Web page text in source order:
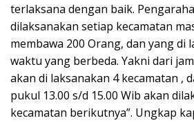
terlaksana dengan baik.
dilaksanakan setiap kecamatan
membawa 200 Orang, dan yang di
waktu yang berbeda. Yakni dari
akan di laksanakan 4 kecamatan ,
pukul 13.00 s/d 15.00 Wib akan
kecamatan berikutnya”. Ungkap